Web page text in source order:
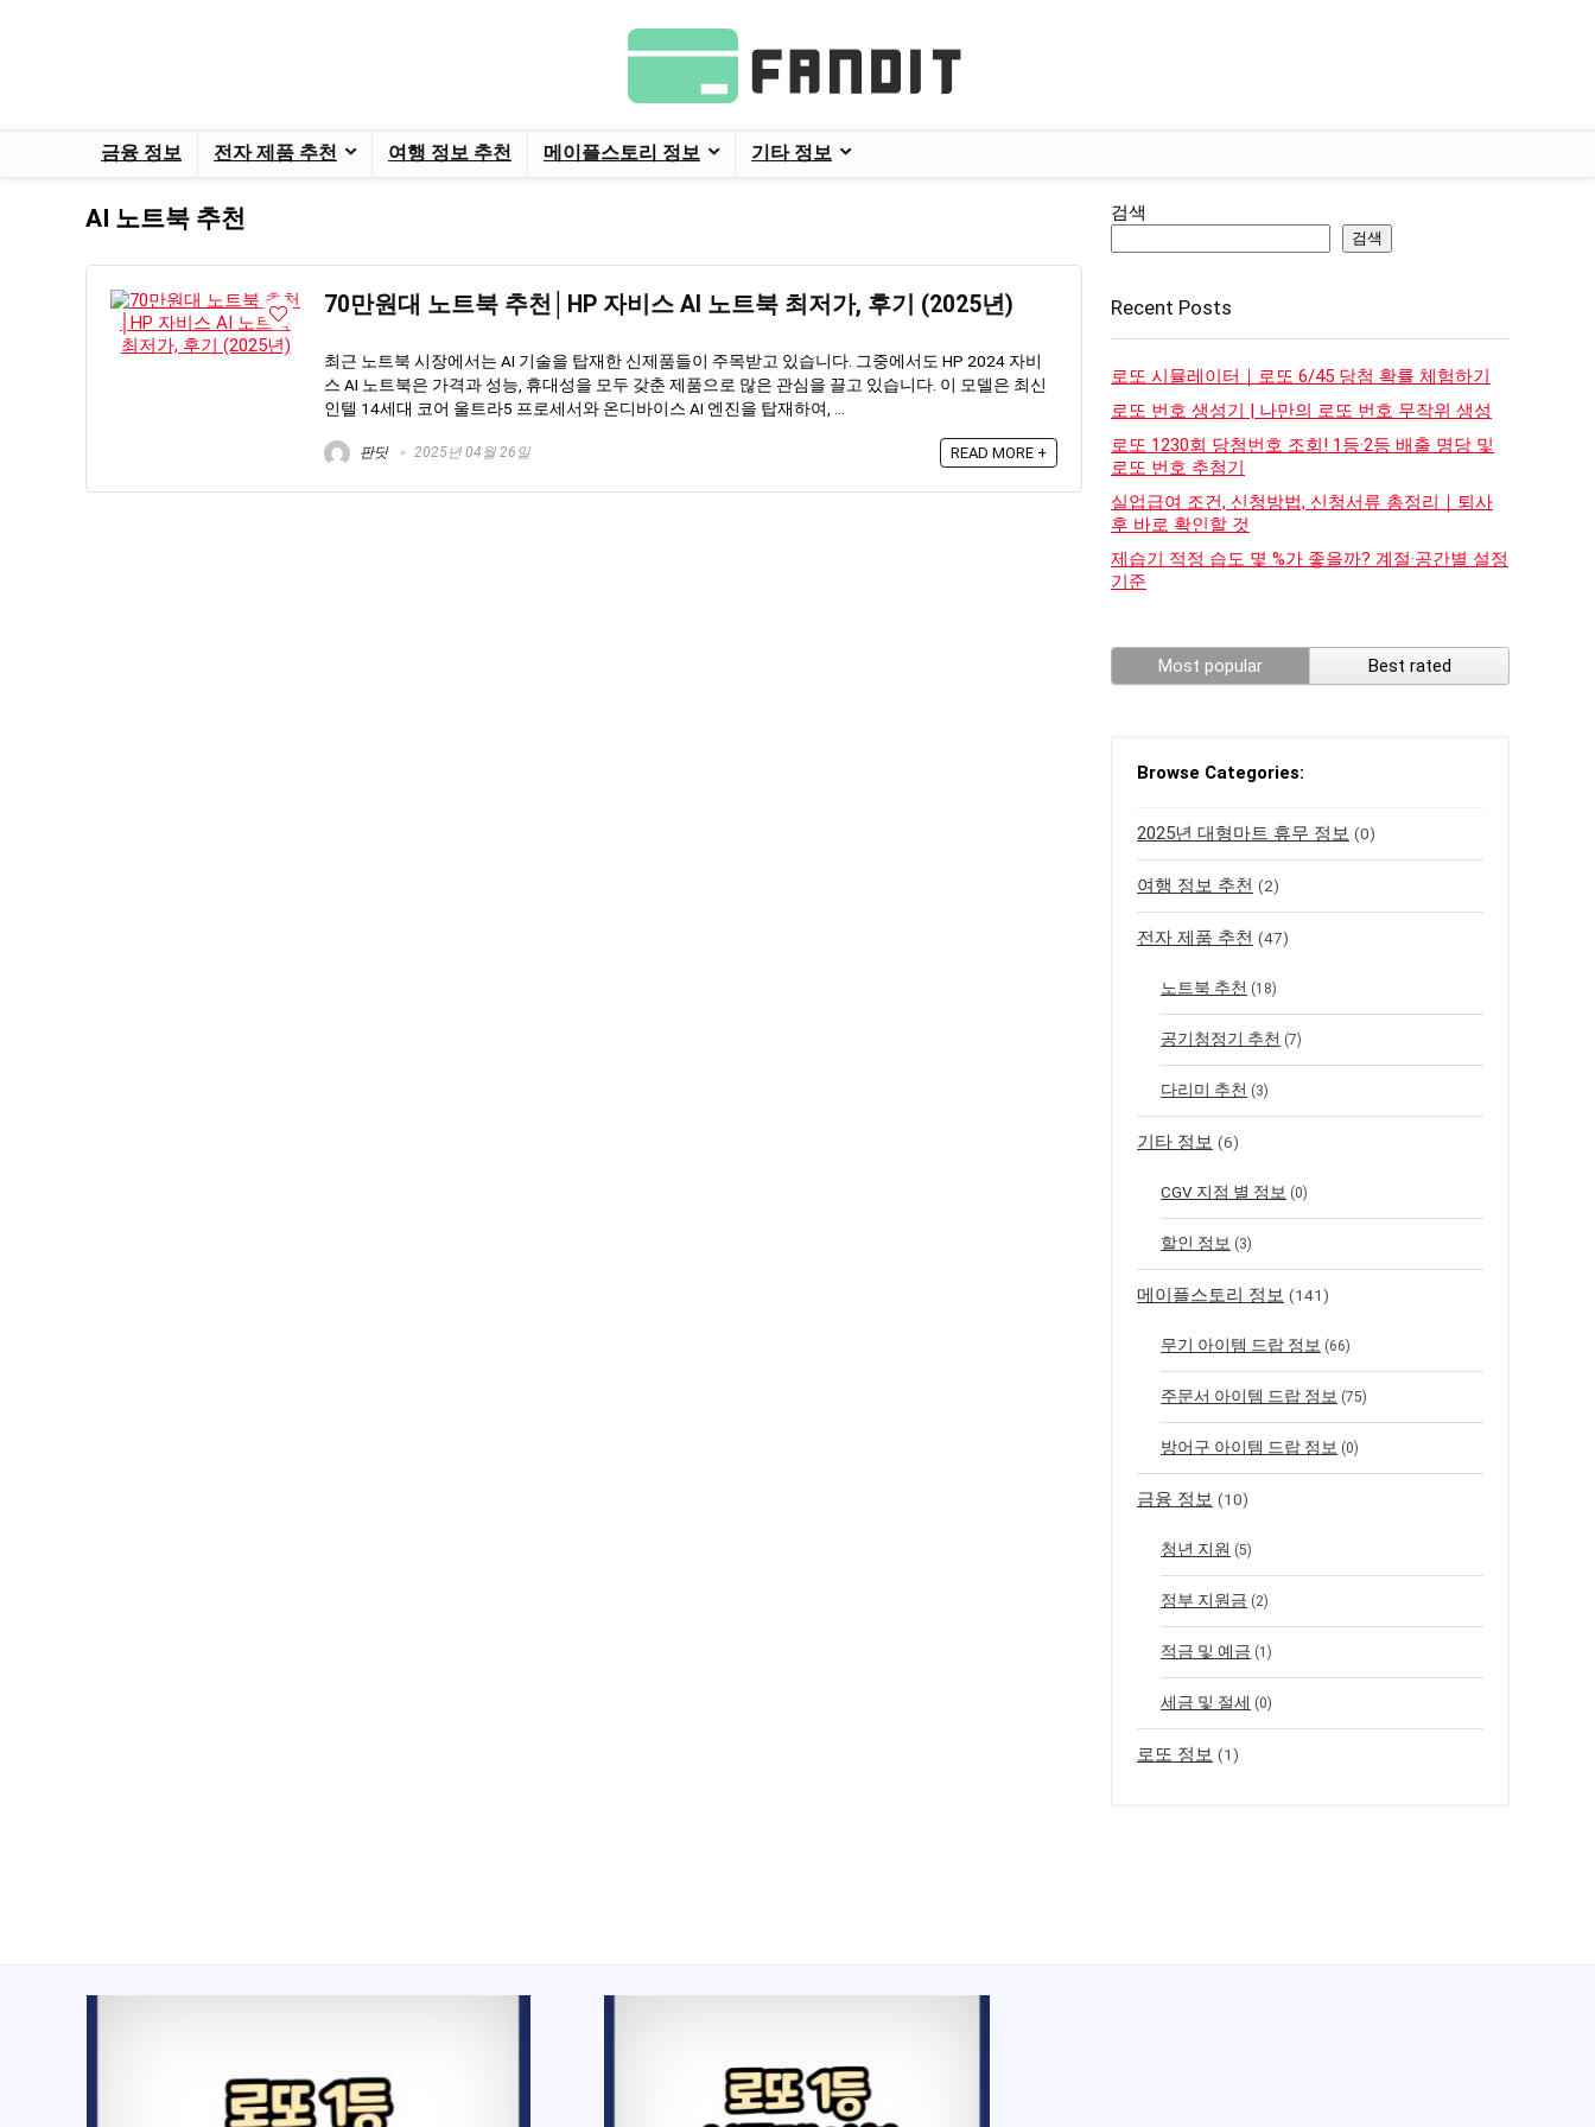
금융 정보 전자 제품 추천 여행 정보 추천 메이플스토리 정보 기타 정보
AI 노트북 추천
70만원대 노트북 추천│HP 자비스 AI 노트북 최저가, 후기 (2025년)
최근 노트북 시장에서는 AI 기술을 탑재한 신제품들이 주목받고 있습니다. 그중에서도 HP 2024 자비
스 AI 노트북은 가격과 성능, 휴대성을 모두 갖춘 제품으로 많은 관심을 끌고 있습니다. 이 모델은 최신
인텔 14세대 코어 울트라5 프로세서와 온디바이스 AI 엔진을 탑재하여, ...
판딧 2025년 04월 26일 READ MORE +
검색
검색
Recent Posts
로또 시뮬레이터｜로또 6/45 당첨 확률 체험하기
로또 번호 생성기 | 나만의 로또 번호 무작위 생성
로또 1230회 당첨번호 조회! 1등·2등 배출 명당 및
로또 번호 추첨기
실업급여 조건, 신청방법, 신청서류 총정리｜퇴사
후 바로 확인할 것
제습기 적정 습도 몇 %가 좋을까? 계절·공간별 설정
기준
Most popular Best rated
Browse Categories:
2025년 대형마트 휴무 정보 (0)
여행 정보 추천 (2)
전자 제품 추천 (47)
노트북 추천 (18)
공기청정기 추천 (7)
다리미 추천 (3)
기타 정보 (6)
CGV 지점 별 정보 (0)
할인 정보 (3)
메이플스토리 정보 (141)
무기 아이템 드랍 정보 (66)
주문서 아이템 드랍 정보 (75)
방어구 아이템 드랍 정보 (0)
금융 정보 (10)
청년 지원 (5)
정부 지원금 (2)
적금 및 예금 (1)
세금 및 절세 (0)
로또 정보 (1)